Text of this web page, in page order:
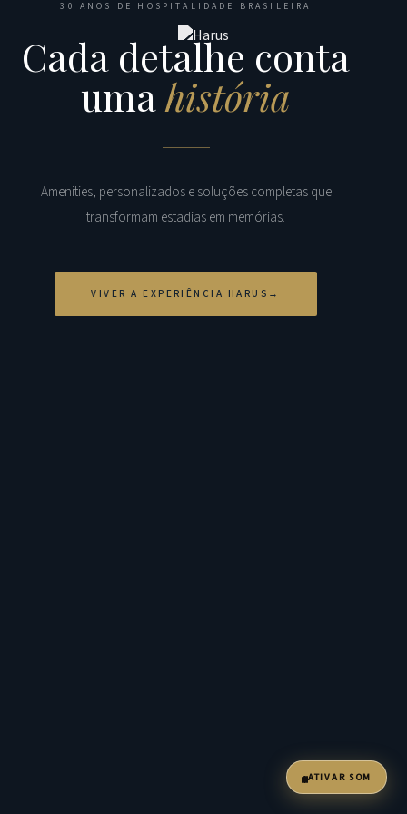
30 ANOS DE HOSPITALIDADE BRASILEIRA
Cada detalhe conta
umahistória
Amenities, personalizados e soluções completas que
transformam estadias em memórias.
VIVER A EXPERIÊNCIA HARUS
ATIVAR SOM